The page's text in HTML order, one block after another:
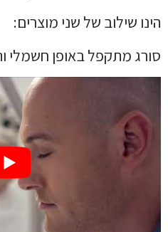
הינו שילוב של שני מוצרים:
סורג מתקפל באופן חשמלי